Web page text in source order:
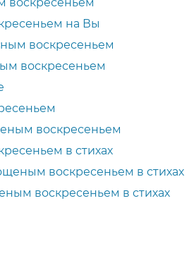
на Вы
воскресеньем
воскресеньем
воскресеньем
в стихах
воскресеньем в стихах
воскресеньем в стихах